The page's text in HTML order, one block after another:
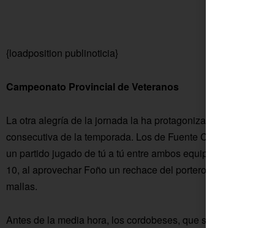
{loadposition publinoticia}
Campeonato Provincial de Veteranos
La otra alegría de la jornada la ha protagonizado el
consecutiva de la temporada. Los de Fuente Carreteros se
un partido jugado de tú a tú entre ambos equipos. Muy
10, al aprovechar Foño un rechace del portero para con un
mallas.
Antes de la media hora, los cordobeses, que son octavos en